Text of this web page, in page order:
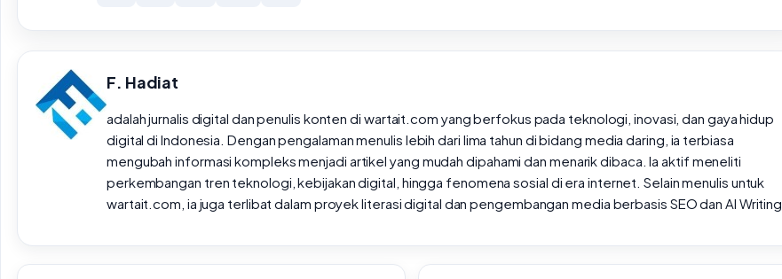
F. Hadiat
adalah jurnalis digital dan penulis konten di wartait.com yang berfokus pada teknologi, inovasi, dan gaya hidup
digital di Indonesia. Dengan pengalaman menulis lebih dari lima tahun di bidang media daring, ia terbiasa
mengubah informasi kompleks menjadi artikel yang mudah dipahami dan menarik dibaca. Ia aktif meneliti
perkembangan tren teknologi, kebijakan digital, hingga fenomena sosial di era internet. Selain menulis untuk
wartait.com, ia juga terlibat dalam proyek literasi digital dan pengembangan media berbasis SEO dan AI Writing.